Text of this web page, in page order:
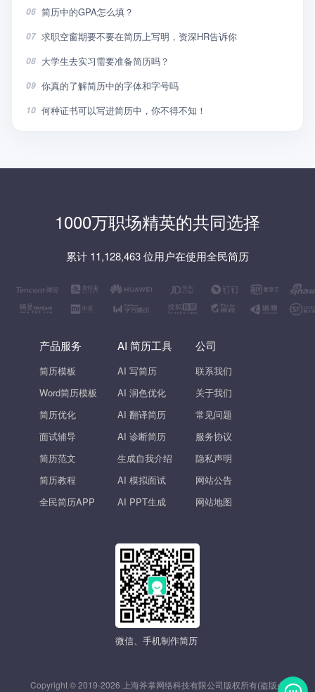
06 简历中的GPA怎么填？
07 求职空窗期要不要在简历上写明，资深HR告诉你
08 大学生去实习需要准备简历吗？
09 你真的了解简历中的字体和字号吗
10 何种证书可以写进简历中，你不得不知！
1000万职场精英的共同选择
累计 11,128,463 位用户在使用全民简历
产品服务
简历模板
Word简历模板
简历优化
面试辅导
简历范文
简历教程
全民简历APP
AI 简历工具
AI 写简历
AI 润色优化
AI 翻译简历
AI 诊断简历
生成自我介绍
AI 模拟面试
AI PPT生成
公司
联系我们
关于我们
常见问题
服务协议
隐私声明
网站公告
网站地图
微信、手机制作简历
Copyright © 2019-2026 上海斧掌网络科技有限公司版权所有(盗版必